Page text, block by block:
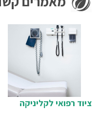
ציוד רפואי לקליניקה